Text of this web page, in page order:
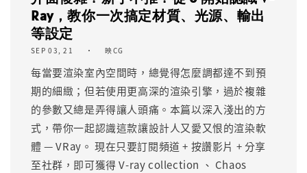
Ray，教你一次搞定材質、光源、輸出
等設定
SEP 03, 21 映CG
每當要渲染室內空間時，總覺得怎麼調都達不到預
期的細緻；但若使用更高深的渲染引擎，過於複雜
的參數又總是弄得讓人頭痛。本篇以深入淺出的方
式，帶你一起認識這款讓設計人又愛又恨的渲染軟
體 — VRay。 現在只要訂閱頻道 + 按讚影片 + 分享
至社群，即可獲得 V-ray collection 、 Chaos